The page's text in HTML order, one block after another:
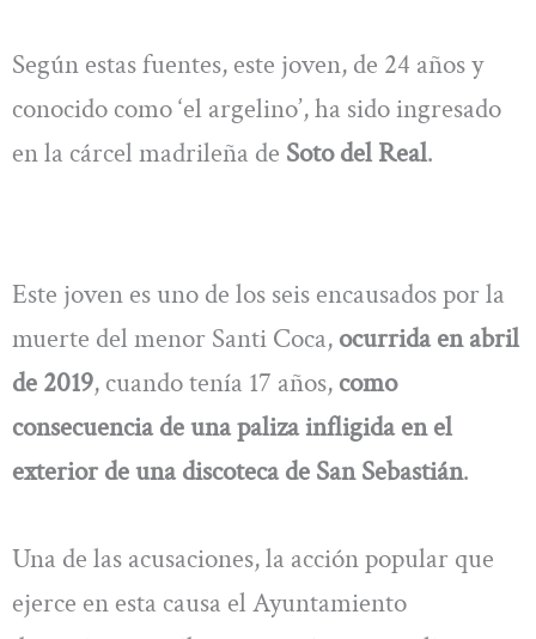
Según estas fuentes, este joven, de 24 años y
conocido como ‘el argelino’, ha sido ingresado
en la cárcel madrileña de Soto del Real.
Este joven es uno de los seis encausados por la
muerte del menor Santi Coca, ocurrida en abril
de 2019, cuando tenía 17 años, como
consecuencia de una paliza infligida en el
exterior de una discoteca de San Sebastián.
Una de las acusaciones, la acción popular que
ejerce en esta causa el Ayuntamiento